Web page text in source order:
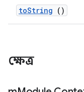
toString ()
ক্ষেত্র